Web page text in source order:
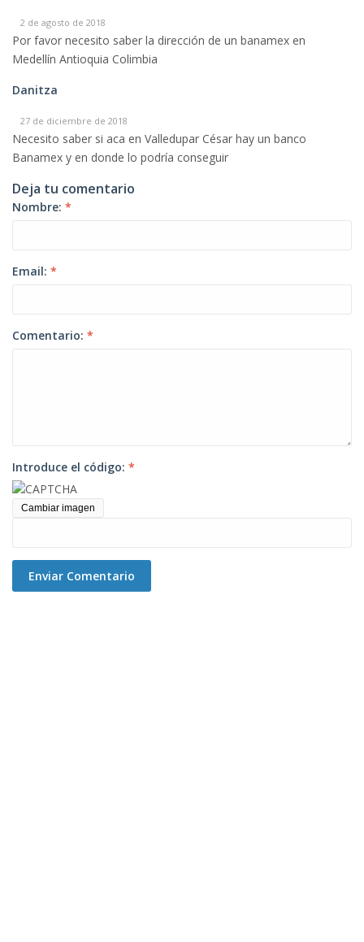
2 de agosto de 2018
Por favor necesito saber la dirección de un banamex en
Medellín Antioquia Colimbia
Danitza
27 de diciembre de 2018
Necesito saber si aca en Valledupar César hay un banco
Banamex y en donde lo podría conseguir
Deja tu comentario
Nombre: *
Email: *
Comentario: *
Introduce el código: *
Cambiar imagen
Enviar Comentario